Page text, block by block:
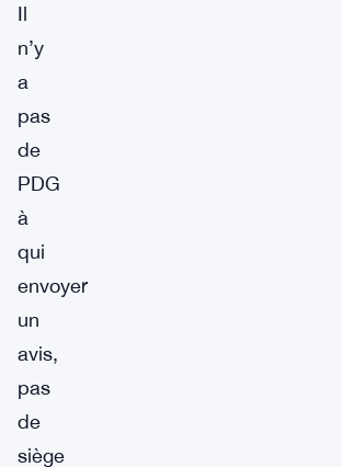
Il
n’y
a
pas
de
PDG
à
qui
envoyer
un
avis,
pas
de
siège